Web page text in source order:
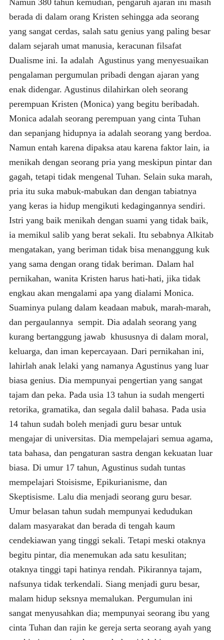
berada di dalam orang Kristen sehingga ada seorang
yang sangat cerdas, salah satu genius yang paling besar
dalam sejarah umat manusia, keracunan filsafat
Dualisme ini. Ia adalah Agustinus yang menyesuaikan
pengalaman pergumulan pribadi dengan ajaran yang
enak didengar. Agustinus dilahirkan oleh seorang
perempuan Kristen (Monica) yang begitu beribadah.
Monica adalah seorang perempuan yang cinta Tuhan
dan sepanjang hidupnya ia adalah seorang yang berdoa.
Namun entah karena dipaksa atau karena faktor lain, ia
menikah dengan seorang pria yang meskipun pintar dan
gagah, tetapi tidak mengenal Tuhan. Selain suka marah,
pria itu suka mabuk-mabukan dan dengan tabiatnya
yang keras ia hidup mengikuti kedagingannya sendiri.
Istri yang baik menikah dengan suami yang tidak baik,
ia memikul salib yang berat sekali. Itu sebabnya Alkitab
mengatakan, yang beriman tidak bisa menanggung kuk
yang sama dengan orang tidak beriman. Dalam hal
pernikahan, wanita Kristen harus hati-hati, jika tidak
engkau akan mengalami apa yang dialami Monica.
Suaminya pulang dalam keadaan mabuk, marah-marah,
dan pergaulannya sempit. Dia adalah seorang yang
kurang bertanggung jawab khususnya di dalam moral,
keluarga, dan iman kepercayaan. Dari pernikahan ini,
lahirlah anak lelaki yang namanya Agustinus yang luar
biasa genius. Dia mempunyai pengertian yang sangat
tajam dan peka. Pada usia 13 tahun ia sudah mengerti
retorika, gramatika, dan segala dalil bahasa. Pada usia
14 tahun sudah boleh menjadi guru besar untuk
mengajar di universitas. Dia mempelajari semua agama,
tata bahasa, dan pengaturan sastra dengan kekuatan luar
biasa. Di umur 17 tahun, Agustinus sudah tuntas
mempelajari Stoisisme, Epikurianisme, dan
Skeptisisme. Lalu dia menjadi seorang guru besar.
Umur belasan tahun sudah mempunyai kedudukan
dalam masyarakat dan berada di tengah kaum
cendekiawan yang tinggi sekali. Tetapi meski otaknya
begitu pintar, dia menemukan ada satu kesulitan;
otaknya tinggi tapi hatinya rendah. Pikirannya tajam,
nafsunya tidak terkendali. Siang menjadi guru besar,
malam hidup seksnya memalukan. Pergumulan ini
sangat menyusahkan dia; mempunyai seorang ibu yang
cinta Tuhan dan rajin ke gereja serta seorang ayah yang